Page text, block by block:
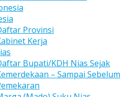
Provinsi
Kerja
Bupati/KDH Nias Sejak
– Sampai Sebelum